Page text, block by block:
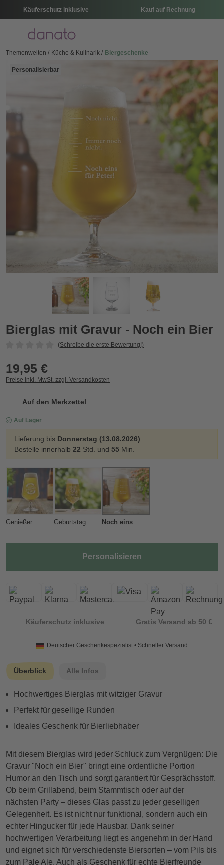
Käuferschutz inklusive Kauf auf Rechnung
Menü
Themenwelten Küche & Kulinarik Biergeschenke
Personalisierbar
Bierglas mit Gravur - Noch ein Bier
Bierglas mit Gravur - Noch ein Bier
(Schreibe die erste Bewertung!)
19,95 €
Preise inkl. MwSt. zzgl. Versandkosten
Auf den Merkzettel
Auf Lager
Lieferung bis Donnerstag (13.08.2026).
Bestelle innerhalb 22 Std. und 55 Min.
Genießer Geburtstag Noch eins
Personalisieren
Käuferschutz inklusive Gratis Versand ab 50 €
Deutscher Geschenkespezialist • Schneller Versand
Überblick Alle Infos
Hochwertiges Bierglas mit witziger Gravur
Perfekt für gesellige Runden
Ideales Geschenk für Bierliebhaber
Mit diesem Bierglas wird jeder Schluck zum Vergnügen: Die
Gravur "Noch ein Bier" bringt eine ordentliche Portion
Humor an den Tisch und sorgt garantiert für Gesprächsstoff.
Ob beim Grillabend, beim Stammtisch oder auf der
nächsten Party – dieses Glas passt zu jeder geselligen
Gelegenheit. Es ist nicht nur funktional, sondern auch ein
echter Hingucker für jede Hausbar. Dank seiner
hochwertigen Verarbeitung liegt es angenehm in der Hand
und eignet sich für verschiedenste Biersorten – vom Pils bis
zum Pale Ale. Auch als Geschenk für echte Bierfreunde